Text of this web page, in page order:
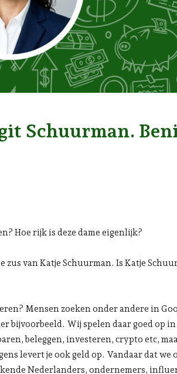
Schuurman.
Hoe rijk is deze dame eigenlijk?
zus van Katje Schuurman. Is Katje
Mensen zoeken onder andere in
Wij spelen daar goed op
beleggen, investeren, crypto etc,
levert je ook geld op. Vandaar dat we
Nederlanders, ondernemers,